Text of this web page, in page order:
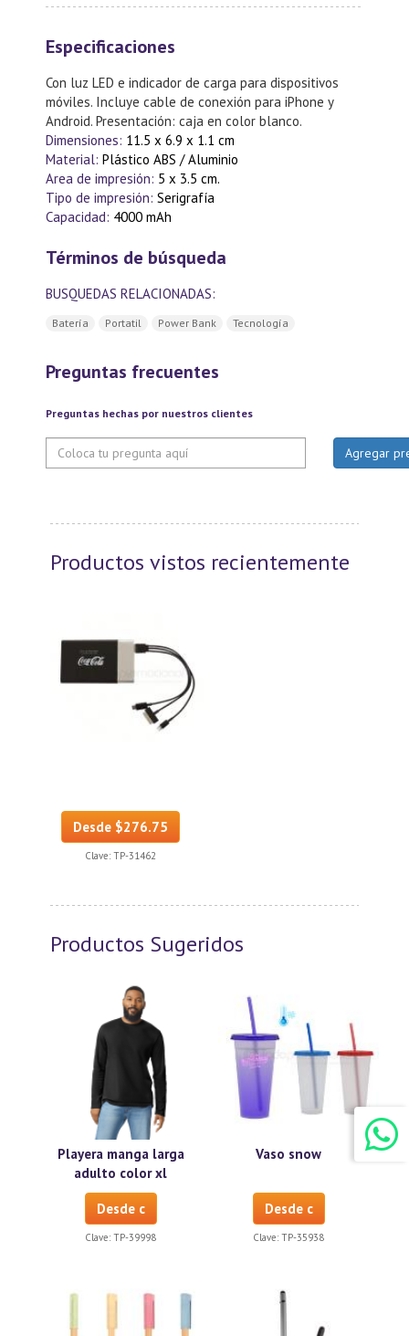
Especificaciones
Con luz LED e indicador de carga para dispositivos
móviles. Incluye cable de conexión para iPhone y
Android. Presentación: caja en color blanco.
Dimensiones: 11.5 x 6.9 x 1.1 cm
Material: Plástico ABS / Aluminio
Area de impresión: 5 x 3.5 cm.
Tipo de impresión: Serigrafía
Capacidad: 4000 mAh
Términos de búsqueda
BUSQUEDAS RELACIONADAS:
Batería Portatil Power Bank Tecnología
Preguntas frecuentes
Preguntas hechas por nuestros clientes
Productos vistos recientemente
Desde $276.75
Clave: TP-31462
Productos Sugeridos
Playera manga larga
adulto color xl
Desde c
Clave: TP-39998
Vaso snow
Desde c
Clave: TP-35938